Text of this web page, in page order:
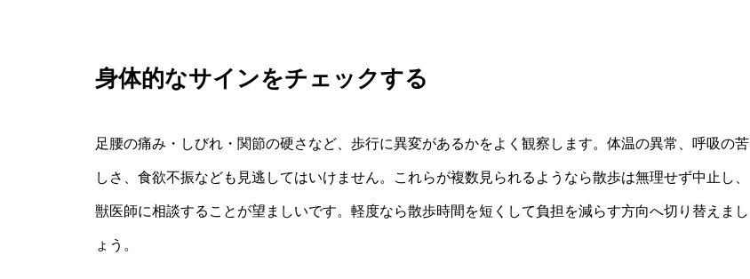
身体的なサインをチェックする
足腰の痛み・しびれ・関節の硬さなど、歩行に異変があるかをよく観察します。体温の異常、呼吸の苦
しさ、食欲不振なども見逃してはいけません。これらが複数見られるようなら散歩は無理せず中止し、
獣医師に相談することが望ましいです。軽度なら散歩時間を短くして負担を減らす方向へ切り替えまし
ょう。